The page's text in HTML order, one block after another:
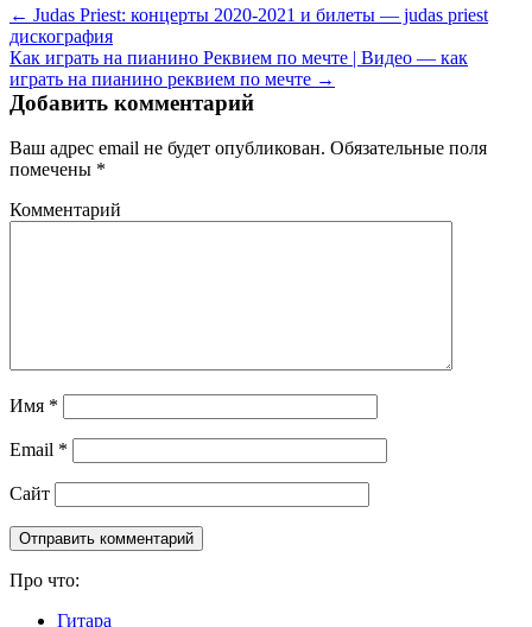
← Judas Priest: концерты 2020-2021 и билеты — judas priest
дискография
Как играть на пианино Реквием по мечте | Видео — как
играть на пианино реквием по мечте →
Добавить комментарий
Ваш адрес email не будет опубликован. Обязательные поля
помечены *
Комментарий
Имя *
Email *
Сайт
Про что:
Гитара